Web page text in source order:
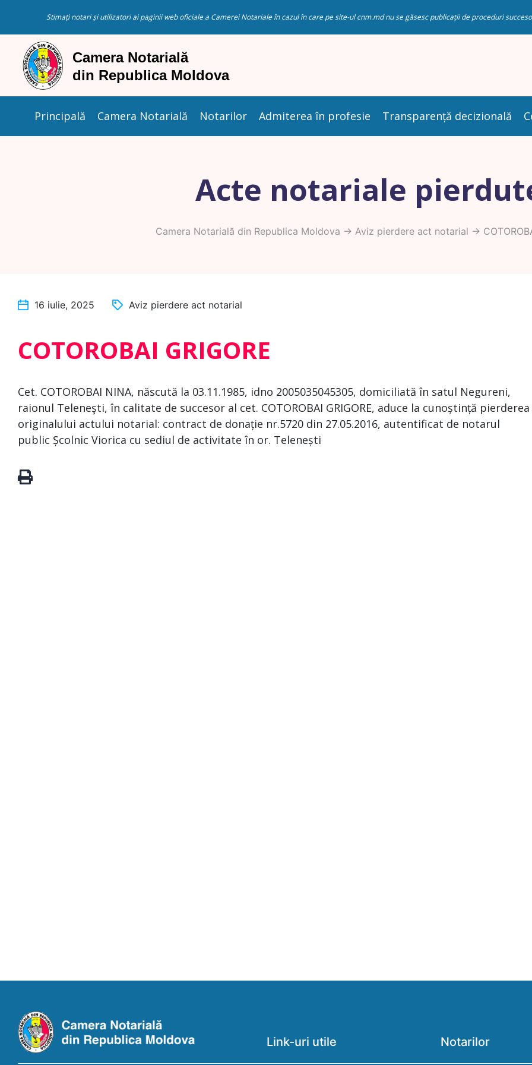
Stimați notari și utilizatori ai paginii web oficiale a Camerei Notariale în cazul în care pe site-ul cnm.md nu se găsesc publicații de proceduri
Principală Camera Notarială Notarilor Admiterea în profesie Transparență decizională
Acte notariale
Camera Notarială din Republica Moldova -> Aviz pierdere act notarial ->
16 iulie, 2025 Aviz pierdere act notarial
COTOROBAI GRIGORE
Cet. COTOROBAI NINA, născută la 03.11.1985, idno 2005035045305, domiciliată în satul Negureni,
raionul Teleneşti, în calitate de succesor al cet. COTOROBAI GRIGORE, aduce la cunoștință pierderea
originalului actului notarial: contract de donație nr.5720 din 27.05.2016, autentificat de notarul
public Școlnic Viorica cu sediul de activitate în or. Telenești
Link-uri utile Notarilor